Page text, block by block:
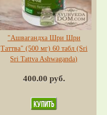
"Ашвагандха Шри Шри
Таттва" (500 мг) 60 табл (Sri
Sri Tattva Ashwaganda)
400.00 руб.